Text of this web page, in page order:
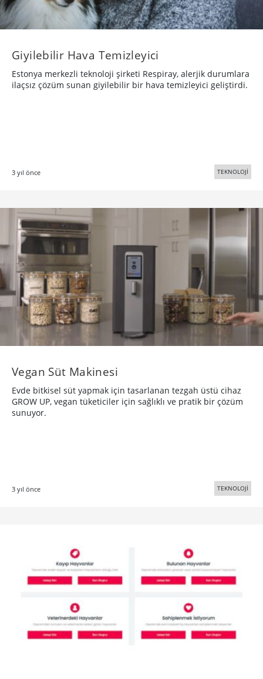
Giyilebilir Hava Temizleyici
Estonya merkezli teknoloji şirketi Respiray, alerjik durumlara
ilaçsız çözüm sunan giyilebilir bir hava temizleyici geliştirdi.
3 yıl önce TEKNOLOJİ
Vegan Süt Makinesi
Evde bitkisel süt yapmak için tasarlanan tezgah üstü cihaz
GROW UP, vegan tüketiciler için sağlıklı ve pratik bir çözüm
sunuyor.
3 yıl önce TEKNOLOJİ